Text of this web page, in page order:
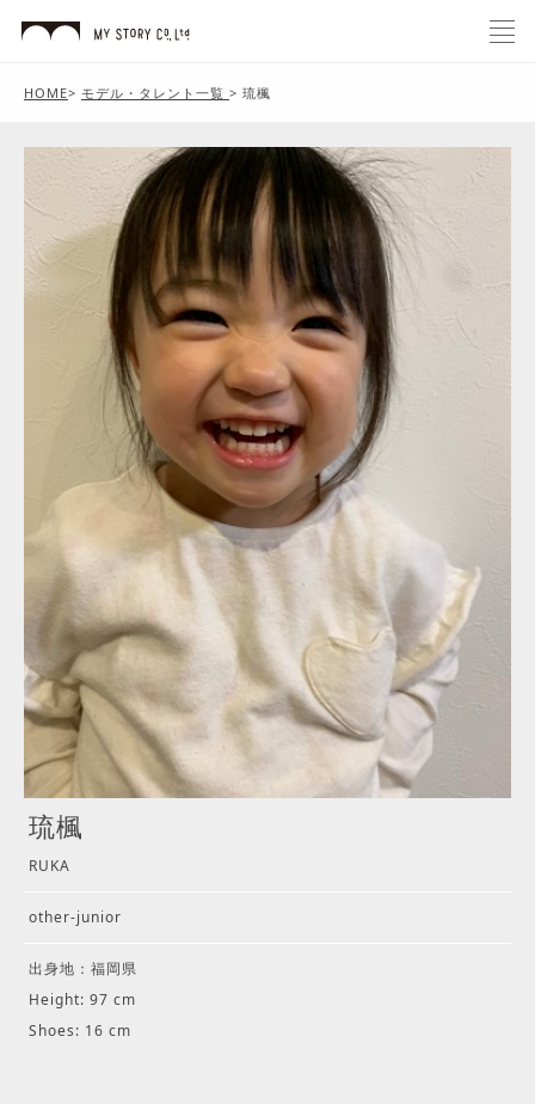
HOME> モデル・タレント一覧 > 琉楓
琉楓
RUKA
other-junior
出身地：福岡県
Height: 97 cm
Shoes: 16 cm